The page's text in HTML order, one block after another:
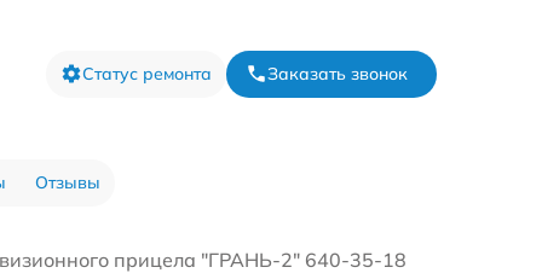
Статус ремонта Заказать звонок
Отзывы
прицела "ГРАНЬ-2" 640-35-18